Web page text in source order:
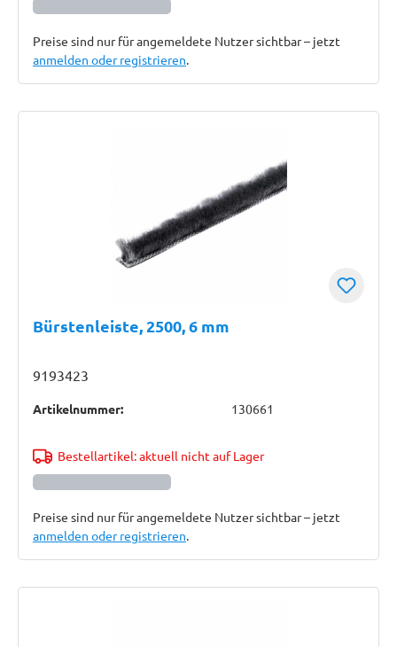
Preise sind nur für angemeldete Nutzer sichtbar – jetzt
anmelden oder registrieren.
Bürstenleiste, 2500, 6 mm
9193423
Artikelnummer: 130661
Bestellartikel: aktuell nicht auf Lager
Preise sind nur für angemeldete Nutzer sichtbar – jetzt
anmelden oder registrieren.